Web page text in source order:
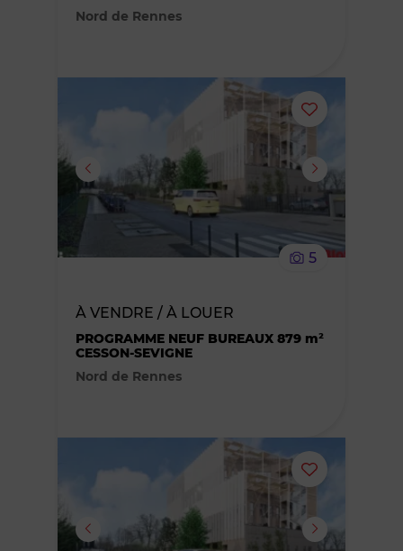
Nord de Rennes
Ajouter
supprimer
le
5
À VENDRE / À LOUER
PROGRAMME NEUF BUREAUX 879 m²
CESSON-SEVIGNE
Nord de Rennes
Ajouter